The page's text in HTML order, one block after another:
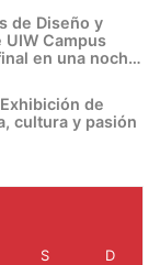
de Diseño y
Campus
en una noche
de
cultura y pasión
S D